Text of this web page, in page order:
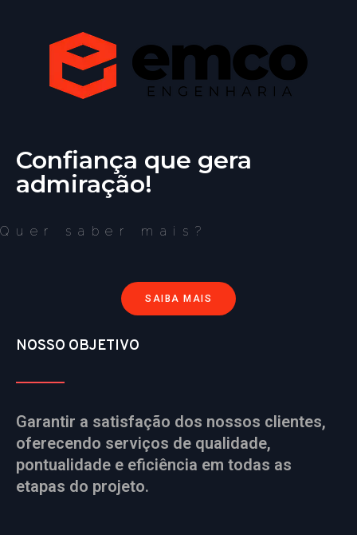
Confiança que gera
admiração!
Quer saber mais?
SAIBA MAIS
NOSSO OBJETIVO
Garantir a satisfação dos nossos clientes,
oferecendo serviços de qualidade,
pontualidade e eficiência em todas as
etapas do projeto.